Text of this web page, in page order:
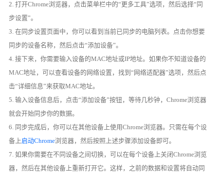
2. 打开Chrome浏览器，点击菜单栏中的“更多工具”选项，然后选择“同
步设置”。
3. 在同步设置页面中，你可以看到当前已同步的电脑列表。点击你想要
同步的设备名称，然后点击“添加设备”。
4. 接下来，你需要输入设备的MAC地址或IP地址。如果你不知道设备的
MAC地址，可以查看设备的网络设置，找到“网络适配器”选项，然后点
击“详细信息”来获取MAC地址。
5. 输入设备信息后，点击“添加设备”按钮，等待几秒钟，Chrome浏览器
就会开始同步你的数据。
6. 同步完成后，你可以在其他设备上使用Chrome浏览器。只需在每个设
备上启动Chrome浏览器，然后按照上述步骤添加设备即可。
7. 如果你需要在不同设备之间切换，可以在每个设备上关闭Chrome浏览
器，然后在其他设备上重新打开它。这样，之前的数据和设置将自动同